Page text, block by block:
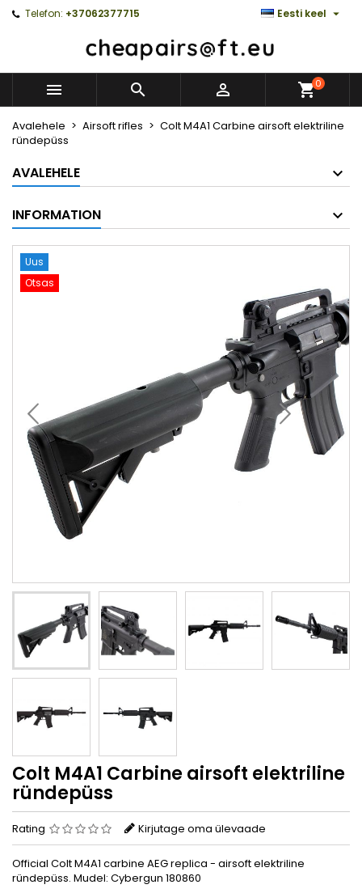
Telefon: +37062377715 Eesti keel 
   0
Avalehele Airsoft rifles
Colt M4A1 Carbine airsoft elektriline
ründepüss
AVALEHELE
INFORMATION
Uus
Otsas
Colt M4A1 Carbine airsoft elektriline
ründepüss
Rating Kirjutage oma ülevaade
Official Colt M4A1 carbine AEG replica - airsoft elektriline
ründepüss. Mudel: Cybergun 180860